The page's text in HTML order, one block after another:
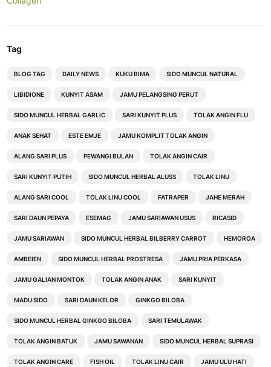
Tag
BLOG TAG DAILY NEWS KUKU BIMA SIDO MUNCUL NATURAL
LIBIDIONE KUNYIT ASAM JAMU PELANGSING PERUT
SIDO MUNCUL HERBAL GARLIC SARI KUNYIT PLUS TOLAK ANGIN FLU
ANAK SEHAT ESTE EMJE JAMU KOMPLIT TOLAK ANGIN
ALANG SARI PLUS PEWANGI BULAN TOLAK ANGIN CAIR
SARI KUNYIT PUTIH SIDO MUNCUL HERBAL ALUSS TOLAK LINU
ALANG SARI COOL TOLAK LINU COOL FATRAPER JAHE MERAH
SARI DAUN PEPAYA ESEMAG JAMU SARIAWAN USUS RICASID
JAMU SARIAWAN SIDO MUNCUL HERBAL BILBERRY CARROT HEMOROA
AMBEIEN SIDO MUNCUL HERBAL PROSTRESA JAMU PRIA PERKASA
JAMU GALIAN MONTOK TOLAK ANGIN ANAK SARI KUNYIT
MADU SIDO SARI DAUN KELOR GINKGO BILOBA
SIDO MUNCUL HERBAL GINKGO BILOBA SARI TEMULAWAK
TOLAK ANGIN BATUK JAMU SAWANAN SIDO MUNCUL HERBAL SUPRASI
TOLAK ANGIN CARE FISH OIL TOLAK LINU CAIR JAMU ULU HATI